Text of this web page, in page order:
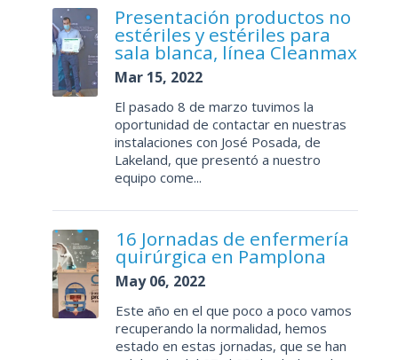
Presentación productos no
estériles y estériles para
sala blanca, línea Cleanmax
Mar 15, 2022
El pasado 8 de marzo tuvimos la
oportunidad de contactar en nuestras
instalaciones con José Posada, de
Lakeland, que presentó a nuestro
equipo come...
16 Jornadas de enfermería
quirúrgica en Pamplona
May 06, 2022
Este año en el que poco a poco vamos
recuperando la normalidad, hemos
estado en estas jornadas, que se han